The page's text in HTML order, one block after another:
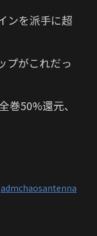
ンを派手に超
プがこれだっ
巻50%還元、
admchaosantenna